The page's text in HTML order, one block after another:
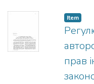
на
й
Item
прав